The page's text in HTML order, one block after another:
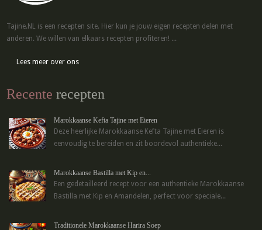
Tajine.NL is een recepten site. Hier kun je jouw eigen recepten delen met
anderen. We willen van elkaars recepten profiteren! ...
Lees meer over ons
Recente recepten
Marokkaanse Kefta Tajine met Eieren
Deze heerlijke Marokkaanse Kefta Tajine met Eieren is
eenvoudig te bereiden en zit boordevol authentieke...
Marokkaanse Bastilla met Kip en...
Een gedetailleerd recept voor een authentieke Marokkaanse
Bastilla met Kip en Amandelen, perfect voor speciale...
Traditionele Marokkaanse Harira Soep